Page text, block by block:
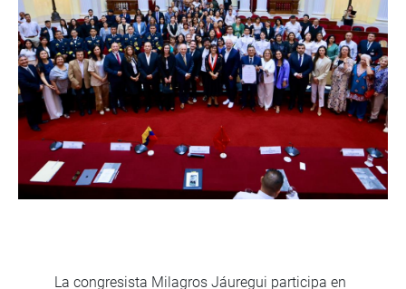
La congresista Milagros Jáuregui participa en